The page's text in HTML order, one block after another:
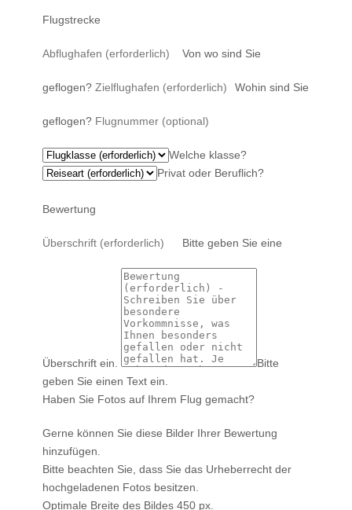
Flugstrecke
Von wo sind Sie
geflogen? Wohin sind Sie
geflogen?
Welche klasse?
Privat oder Beruflich?
Bewertung
Bitte geben Sie eine
Überschrift ein.
Bitte
geben Sie einen Text ein.
Haben Sie Fotos auf Ihrem Flug gemacht?
Gerne können Sie diese Bilder Ihrer Bewertung
hinzufügen.
Bitte beachten Sie, dass Sie das Urheberrecht der
hochgeladenen Fotos besitzen.
Optimale Breite des Bildes 450 px.